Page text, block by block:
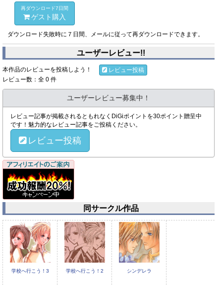
再ダウンロード7日間
ゲスト購入
ダウンロード失敗時に７日間、メールに従って再ダウンロードできます。
ユーザーレビュー!!
本作品のレビューを投稿しよう！
レビュー投稿
レビュー数：全 0 件
ユーザーレビュー募集中！
レビュー記事が掲載されるともれなくDiGiポイントを30ポイント贈呈中
です！魅力的なレビュー記事をご投稿ください。
レビュー投稿
同サークル作品
学校へ行こう！3 学校へ行こう！2 シンデレラ